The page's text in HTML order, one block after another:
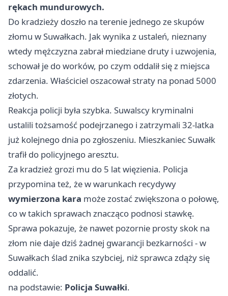
rękach mundurowych.
Do kradzieży doszło na terenie jednego ze skupów
złomu w Suwałkach. Jak wynika z ustaleń, nieznany
wtedy mężczyzna zabrał miedziane druty i uzwojenia,
schował je do worków, po czym oddalił się z miejsca
zdarzenia. Właściciel oszacował straty na ponad 5000
złotych.
Reakcja policji była szybka. Suwalscy kryminalni
ustalili tożsamość podejrzanego i zatrzymali 32-latka
już kolejnego dnia po zgłoszeniu. Mieszkaniec Suwałk
trafił do policyjnego aresztu.
Za kradzież grozi mu do 5 lat więzienia. Policja
przypomina też, że w warunkach recydywy
wymierzona kara może zostać zwiększona o połowę,
co w takich sprawach znacząco podnosi stawkę.
Sprawa pokazuje, że nawet pozornie prosty skok na
złom nie daje dziś żadnej gwarancji bezkarności - w
Suwałkach ślad znika szybciej, niż sprawca zdąży się
oddalić.
na podstawie: Policja Suwałki.